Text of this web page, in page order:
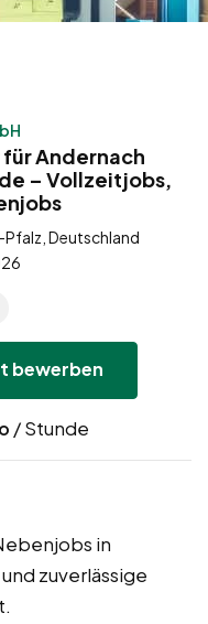
Andernach
– Vollzeitjobs,
Deutschland
bewerben
/ Stunde
in
zuverlässige